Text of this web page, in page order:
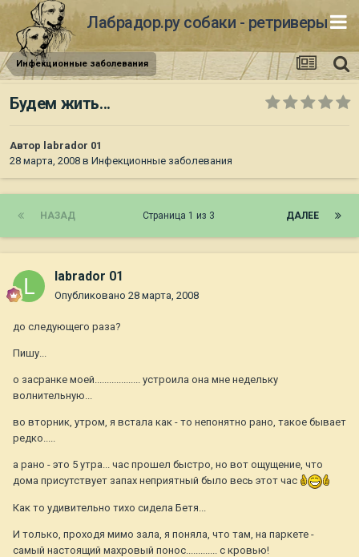
Лабрадор.ру собаки - ретриверы
Инфекционные заболевания
Будем жить...
Автор labrador 01
28 марта, 2008 в Инфекционные заболевания
НАЗАД ДАЛЕЕ
Страница 1 из 3
labrador 01
Опубликовано 28 марта, 2008
до следующего раза?
Пишу...
о засранке моей................... устроила она мне недельку
волнительную...
во вторник, утром, я встала как - то непонятно рано, такое бывает
редко.....
а рано - это 5 утра... час прошел быстро, но вот ощущение, что
дома присутствует запах неприятный было весь этот час
Как то удивительно тихо сидела Бетя...
И только, проходя мимо зала, я поняла, что там, на паркете -
самый настоящий махровый понос............. с кровью!